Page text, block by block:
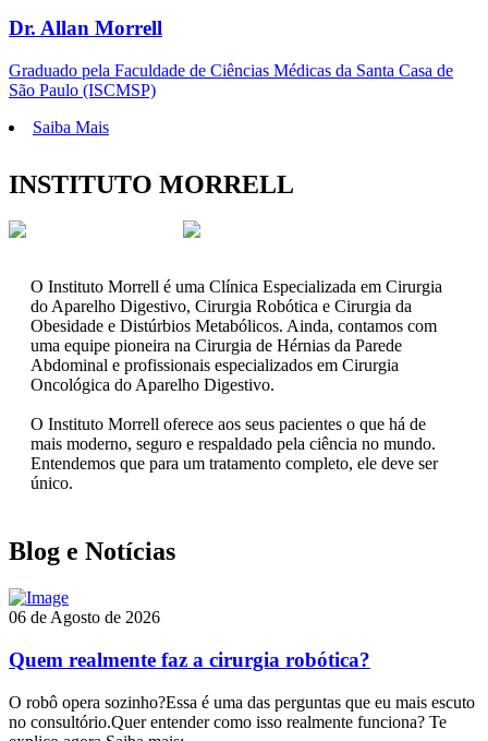
Dr. Allan Morrell
Graduado pela Faculdade de Ciências Médicas da Santa Casa de
São Paulo (ISCMSP)
Saiba Mais
INSTITUTO MORRELL
O Instituto Morrell é uma Clínica Especializada em Cirurgia
do Aparelho Digestivo, Cirurgia Robótica e Cirurgia da
Obesidade e Distúrbios Metabólicos. Ainda, contamos com
uma equipe pioneira na Cirurgia de Hérnias da Parede
Abdominal e profissionais especializados em Cirurgia
Oncológica do Aparelho Digestivo.
O Instituto Morrell oferece aos seus pacientes o que há de
mais moderno, seguro e respaldado pela ciência no mundo.
Entendemos que para um tratamento completo, ele deve ser
único.
Blog e Notícias
06 de Agosto de 2026
Quem realmente faz a cirurgia robótica?
O robô opera sozinho?Essa é uma das perguntas que eu mais escuto
no consultório.Quer entender como isso realmente funciona? Te